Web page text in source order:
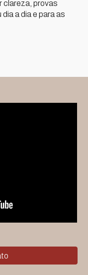
clareza, provas
a dia e para as